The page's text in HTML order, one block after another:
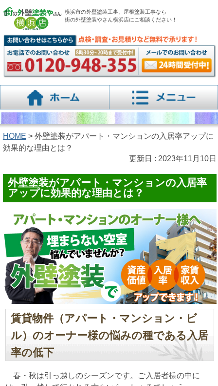
横浜市の外壁塗装工事、屋根塗装工事なら
街の外壁塗装やさん横浜店にご相談ください！
HOME > 外壁塗装がアパート・マンションの入居率アップに
効果的な理由とは？
更新日 : 2023年11月10日
外壁塗装がアパート・マンションの入居率
アップに効果的な理由とは？
賃貸物件（アパート・マンション・ビ
ル）のオーナー様の悩みの種である入居
率の低下
春・秋は引っ越しのシーズンです。ご入居者様の中に